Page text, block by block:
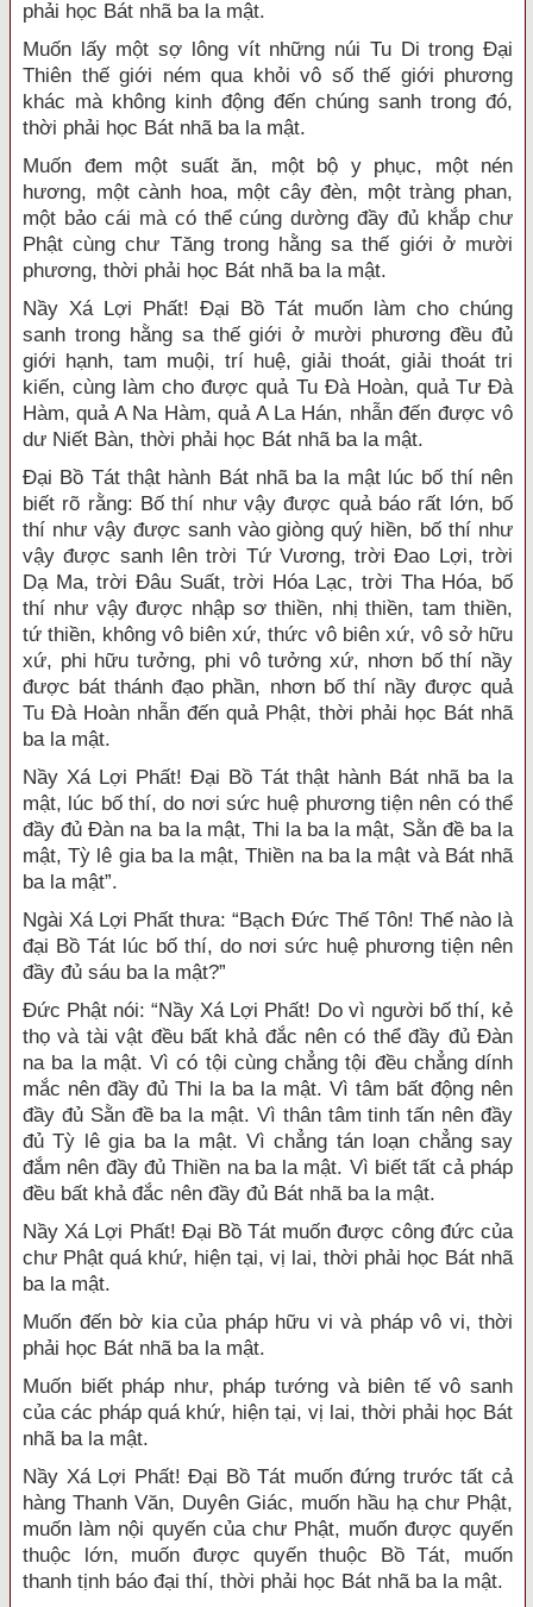
phải học Bát nhã ba la mật.
Muốn lấy một sợ lông vít những núi Tu Di trong Đại
Thiên thế giới ném qua khỏi vô số thế giới phương
khác mà không kinh động đến chúng sanh trong đó,
thời phải học Bát nhã ba la mật.
Muốn đem một suất ăn, một bộ y phục, một nén
hương, một cành hoa, một cây đèn, một tràng phan,
một bảo cái mà có thể cúng dường đầy đủ khắp chư
Phật cùng chư Tăng trong hằng sa thế giới ở mười
phương, thời phải học Bát nhã ba la mật.
Nầy Xá Lợi Phất! Đại Bồ Tát muốn làm cho chúng
sanh trong hằng sa thế giới ở mười phương đều đủ
giới hạnh, tam muội, trí huệ, giải thoát, giải thoát tri
kiến, cùng làm cho được quả Tu Đà Hoàn, quả Tư Đà
Hàm, quả A Na Hàm, quả A La Hán, nhẫn đến được vô
dư Niết Bàn, thời phải học Bát nhã ba la mật.
Đại Bồ Tát thật hành Bát nhã ba la mật lúc bố thí nên
biết rõ rằng: Bố thí như vậy được quả báo rất lớn, bố
thí như vậy được sanh vào giòng quý hiền, bố thí như
vậy được sanh lên trời Tứ Vương, trời Đao Lợi, trời
Dạ Ma, trời Đâu Suất, trời Hóa Lạc, trời Tha Hóa, bố
thí như vậy được nhập sơ thiền, nhị thiền, tam thiền,
tứ thiền, không vô biên xứ, thức vô biên xứ, vô sở hữu
xứ, phi hữu tưởng, phi vô tưởng xứ, nhơn bố thí nầy
được bát thánh đạo phần, nhơn bố thí nầy được quả
Tu Đà Hoàn nhẫn đến quả Phật, thời phải học Bát nhã
ba la mật.
Nầy Xá Lợi Phất! Đại Bồ Tát thật hành Bát nhã ba la
mật, lúc bố thí, do nơi sức huệ phương tiện nên có thể
đầy đủ Đàn na ba la mật, Thi la ba la mật, Sằn đề ba la
mật, Tỳ lê gia ba la mật, Thiền na ba la mật và Bát nhã
ba la mật”.
Ngài Xá Lợi Phất thưa: “Bạch Đức Thế Tôn! Thế nào là
đại Bồ Tát lúc bố thí, do nơi sức huệ phương tiện nên
đầy đủ sáu ba la mật?”
Đức Phật nói: “Nầy Xá Lợi Phất! Do vì người bố thí, kẻ
thọ và tài vật đều bất khả đắc nên có thể đầy đủ Đàn
na ba la mật. Vì có tội cùng chẳng tội đều chẳng dính
mắc nên đầy đủ Thi la ba la mật. Vì tâm bất động nên
đầy đủ Sằn đề ba la mật. Vì thân tâm tinh tấn nên đầy
đủ Tỳ lê gia ba la mật. Vì chẳng tán loạn chẳng say
đắm nên đầy đủ Thiền na ba la mật. Vì biết tất cả pháp
đều bất khả đắc nên đầy đủ Bát nhã ba la mật.
Nầy Xá Lợi Phất! Đại Bồ Tát muốn được công đức của
chư Phật quá khứ, hiện tại, vị lai, thời phải học Bát nhã
ba la mật.
Muốn đến bờ kia của pháp hữu vi và pháp vô vi, thời
phải học Bát nhã ba la mật.
Muốn biết pháp như, pháp tướng và biên tế vô sanh
của các pháp quá khứ, hiện tại, vị lai, thời phải học Bát
nhã ba la mật.
Nầy Xá Lợi Phất! Đại Bồ Tát muốn đứng trước tất cả
hàng Thanh Văn, Duyên Giác, muốn hầu hạ chư Phật,
muốn làm nội quyến của chư Phật, muốn được quyến
thuộc lớn, muốn được quyến thuộc Bồ Tát, muốn
thanh tịnh báo đại thí, thời phải học Bát nhã ba la mật.